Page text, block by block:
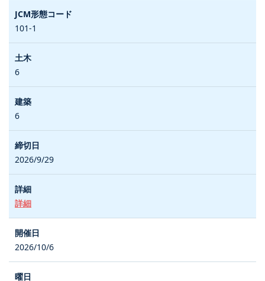
101-1
6
6
2026/9/29
詳細
2026/10/6